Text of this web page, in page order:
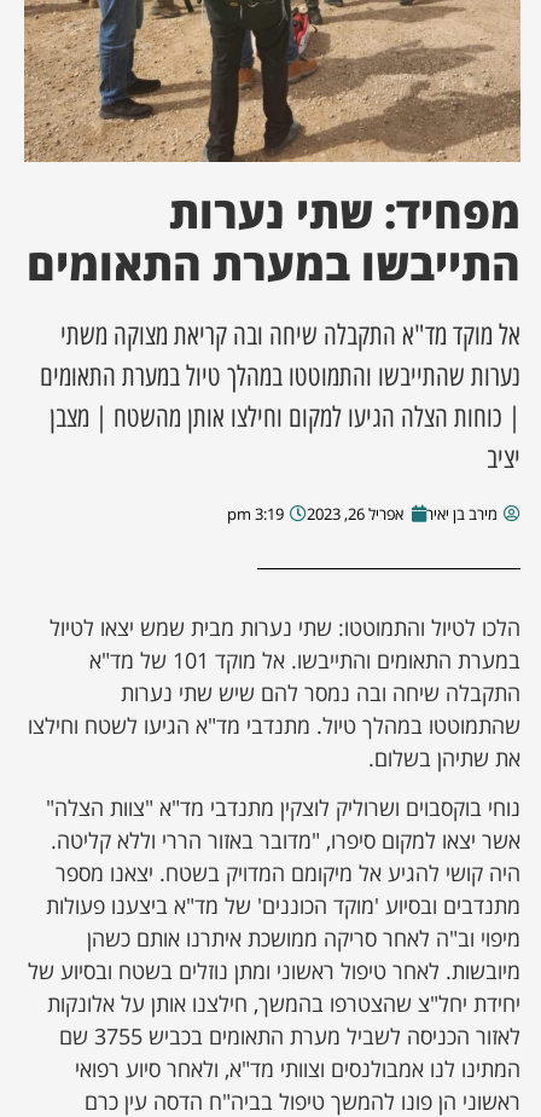
מסע מלחמה
השבוע
מקומית
מפחיד: שתי נערות
התייבשו במערת התאומים
אל מוקד מד"א התקבלה שיחה ובה קריאת מצוקה משתי
נערות שהתייבשו והתמוטטו במהלך טיול במערת התאומים
| כוחות הצלה הגיעו למקום וחילצו אותן מהשטח | מצבן
יציב
מירב בן יאיר אפריל 26, 2023 3:19 pm
הלכו לטיול והתמוטטו: שתי נערות מבית שמש יצאו לטיול
במערת התאומים והתייבשו. אל מוקד 101 של מד"א
התקבלה שיחה ובה נמסר להם שיש שתי נערות
שהתמוטטו במהלך טיול. מתנדבי מד"א הגיעו לשטח וחילצו
את שתיהן בשלום.
נוחי בוקסבוים ושרוליק לוצקין מתנדבי מד"א "צוות הצלה"
אשר יצאו למקום סיפרו, "מדובר באזור הררי וללא קליטה.
היה קושי להגיע אל מיקומם המדויק בשטח. יצאנו מספר
מתנדבים ובסיוע 'מוקד הכוננים' של מד"א ביצענו פעולות
מיפוי וב"ה לאחר סריקה ממושכת איתרנו אותם כשהן
מיובשות. לאחר טיפול ראשוני ומתן נוזלים בשטח ובסיוע של
יחידת יחל"צ שהצטרפו בהמשך, חילצנו אותן על אלונקות
לאזור הכניסה לשביל מערת התאומים בכביש 3755 שם
המתינו לנו אמבולנסים וצוותי מד"א, ולאחר סיוע רפואי
ראשוני הן פונו להמשך טיפול בביה"ח הדסה עין כרם